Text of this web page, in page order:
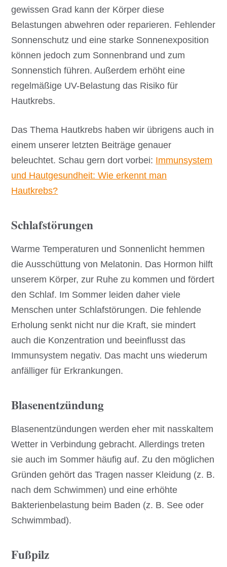
gewissen Grad kann der Körper diese
Belastungen abwehren oder reparieren. Fehlender
Sonnenschutz und eine starke Sonnenexposition
können jedoch zum Sonnenbrand und zum
Sonnenstich führen. Außerdem erhöht eine
regelmäßige UV-Belastung das Risiko für
Hautkrebs.
Das Thema Hautkrebs haben wir übrigens auch in
einem unserer letzten Beiträge genauer
beleuchtet. Schau gern dort vorbei: Immunsystem
und Hautgesundheit: Wie erkennt man
Hautkrebs?
Schlafstörungen
Warme Temperaturen und Sonnenlicht hemmen
die Ausschüttung von Melatonin. Das Hormon hilft
unserem Körper, zur Ruhe zu kommen und fördert
den Schlaf. Im Sommer leiden daher viele
Menschen unter Schlafstörungen. Die fehlende
Erholung senkt nicht nur die Kraft, sie mindert
auch die Konzentration und beeinflusst das
Immunsystem negativ. Das macht uns wiederum
anfälliger für Erkrankungen.
Blasenentzündung
Blasenentzündungen werden eher mit nasskaltem
Wetter in Verbindung gebracht. Allerdings treten
sie auch im Sommer häufig auf. Zu den möglichen
Gründen gehört das Tragen nasser Kleidung (z. B.
nach dem Schwimmen) und eine erhöhte
Bakterienbelastung beim Baden (z. B. See oder
Schwimmbad).
Fußpilz